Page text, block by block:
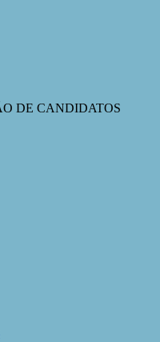
DE CANDIDATOS